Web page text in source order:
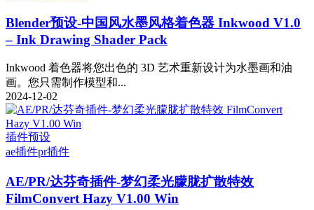
Blender预设-中国风水墨风格着色器 Inkwood V1.0
– Ink Drawing Shader Pack
Inkwood 着色器将您出色的 3D 艺术重新设计为水墨画和油
画。您只需制作模型和...
2024-12-02
插件预设
ae插件pr插件
AE/PR/达芬奇插件-梦幻柔光朦胧扩散特效
FilmConvert Hazy V1.00 Win